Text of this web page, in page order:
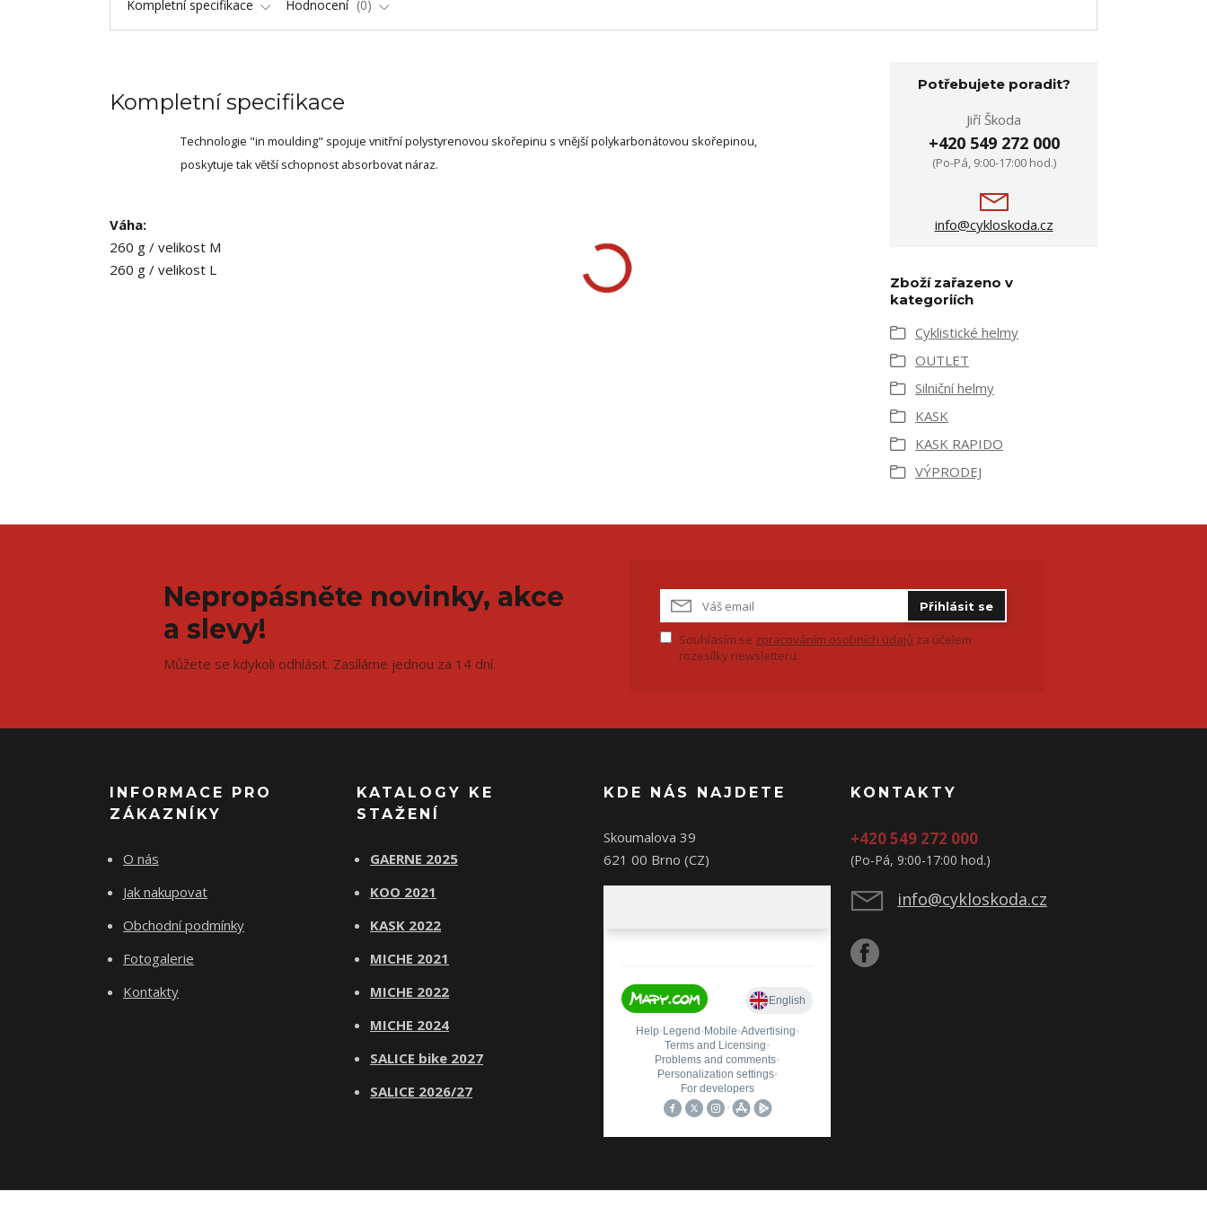
Kompletní specifikace Hodnocení 0
Kompletní specifikace
Technologie "in moulding" spojuje vnitřní polystyrenovou skořepinu s vnější polykarbonátovou skořepinou,
poskytuje tak větší schopnost absorbovat náraz.
Váha:
260 g / velikost M
260 g / velikost L
Potřebujete poradit?
Jiří Škoda
+420 549 272 000
(Po-Pá, 9:00-17:00 hod.)
info@cykloskoda.cz
Zboží zařazeno v
kategoriích
Cyklistické helmy
OUTLET
Silniční helmy
KASK
KASK RAPIDO
VÝPRODEJ
Nepropásněte novinky, akce
a slevy!
Můžete se kdykoli odhlásit. Zasíláme jednou za 14 dní.
Přihlásit se
Souhlasím se zpracováním osobních údajů za účelem
rozesílky newsletteru.
INFORMACE PRO
ZÁKAZNÍKY
O nás
Jak nakupovat
Obchodní podmínky
Fotogalerie
Kontakty
KATALOGY KE
STAŽENÍ
GAERNE 2025
KOO 2021
KASK 2022
MICHE 2021
MICHE 2022
MICHE 2024
SALICE bike 2027
SALICE 2026/27
KDE NÁS NAJDETE
Skoumalova 39
621 00 Brno (CZ)
KONTAKTY
+420 549 272 000
(Po-Pá, 9:00-17:00 hod.)
info@cykloskoda.cz